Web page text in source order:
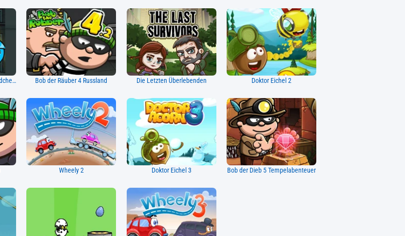
Feuerjunge und Wassermädchen 5: Elemente Bob der Räuber 4 Russland Die Letzten Überlebenden Doktor Eichel 2
Wheely 2 Doktor Eichel 3 Bob der Dieb 5 Tempelabenteuer